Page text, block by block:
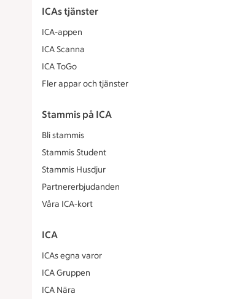
ICAs tjänster
ICA-appen
ICA Scanna
ICA ToGo
Fler appar och tjänster
Stammis på ICA
Bli stammis
Stammis Student
Stammis Husdjur
Partnererbjudanden
Våra ICA-kort
ICA
ICAs egna varor
ICA Gruppen
ICA Nära